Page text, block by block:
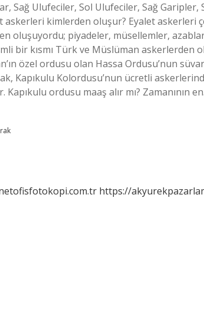
Sağ Ulufeciler, Sol Ulufeciler, Sağ
kimlerden oluşur? Eyalet askerleri
oluşuyordu; piyadeler, müsellemler,
bir kısmı Türk ve Müslüman askerlerden
özel ordusu olan Hassa Ordusu’nun
Kapıkulu Kolordusu’nun ücretli
ordusu maaş alır mı? Zamanının
https://